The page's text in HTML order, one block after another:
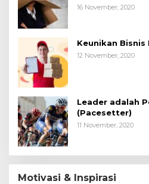
16 November, 2020
Keunikan Bisnis
12 November, 2020
Leader adalah
(Pacesetter)
11 November, 2020
Motivasi & Inspirasi